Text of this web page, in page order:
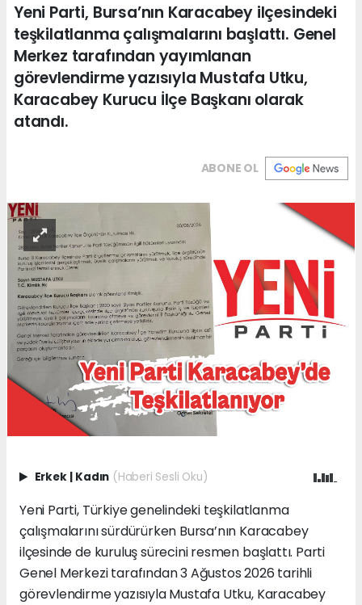
Yeni Parti, Bursa’nın Karacabey ilçesindeki
teşkilatlanma çalışmalarını başlattı. Genel
Merkez tarafından yayımlanan
görevlendirme yazısıyla Mustafa Utku,
Karacabey Kurucu İlçe Başkanı olarak
atandı.
ABONE OL
Erkek Kadın (Haberi Sesli Oku)
Yeni Parti, Türkiye genelindeki teşkilatlanma
çalışmalarını sürdürürken Bursa’nın Karacabey
ilçesinde de kuruluş sürecini resmen başlattı. Parti
Genel Merkezi tarafından 3 Ağustos 2026 tarihli
görevlendirme yazısıyla Mustafa Utku, Karacabey